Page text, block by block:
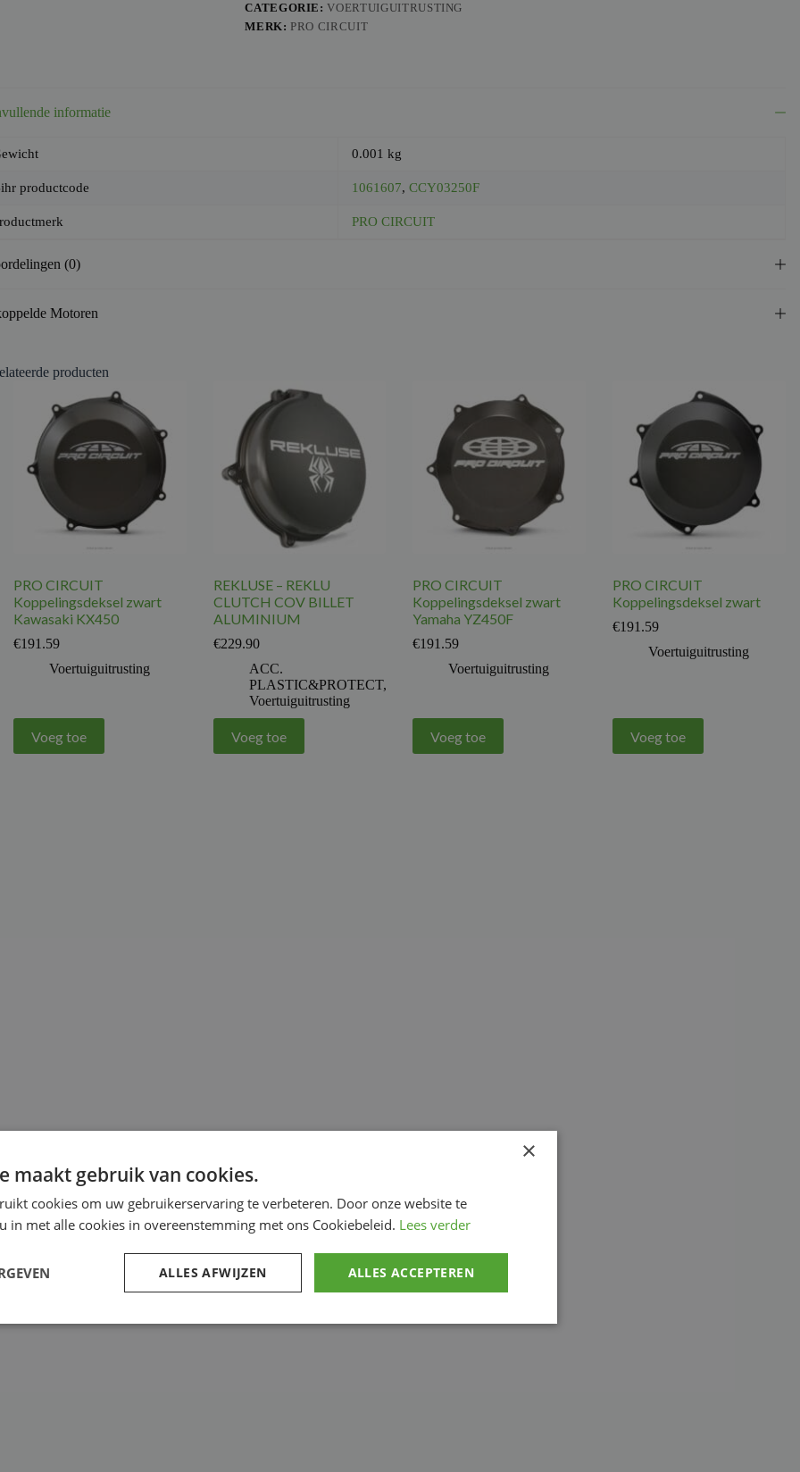
CATEGORIE:VOERTUIGUITRUSTING
MERK: PRO CIRCUIT
informatie
0.001 kg
productcode 1061607, CCY03250F
PRO CIRCUIT
(0)
Motoren
producten
PRO CIRCUIT
Koppelingsdeksel zwart
Kawasaki KX450
€191.59
Voertuiguitrusting
Voeg toe
REKLUSE – REKLU
CLUTCH COV BILLET
ALUMINIUM
€229.90
ACC.
PLASTIC&PROTECT,
Voertuiguitrusting
Voeg toe
PRO CIRCUIT
Koppelingsdeksel zwart
Yamaha YZ450F
€191.59
Voertuiguitrusting
Voeg toe
PRO CIRCUIT
Koppelingsdeksel zwart
€191.59
Voertuiguitrusting
Voeg toe
×
maakt gebruik van cookies.
cookies om uw gebruikerservaring te verbeteren. Door onze website te
in met alle cookies in overeenstemming met ons Cookiebeleid. Lees verder
ALLES ACCEPTEREN
ALLES AFWIJZEN